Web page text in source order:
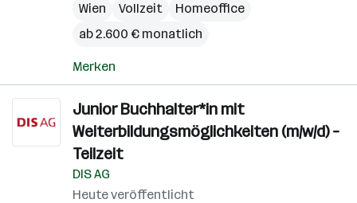
Wien
Vollzeit
Homeoffice
ab 2.600 € monatlich
Merken
Junior Buchhalter*in mit
Weiterbildungsmöglichkeiten (m/w/d) –
Teilzeit
DIS AG
Heute veröffentlicht